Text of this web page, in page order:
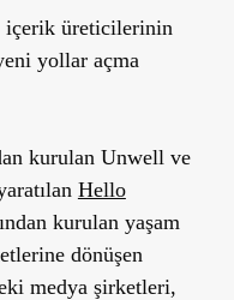
içerik üreticilerinin
yollar açma
kurulan Unwell ve
Hello
kurulan yaşam
dönüşen
medya şirketleri,